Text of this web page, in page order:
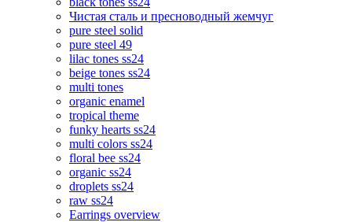
Чистая сталь и пресноводный жемчуг
pure steel solid
pure steel 49
lilac tones ss24
beige tones ss24
multi tones
organic enamel
tropical theme
funky hearts ss24
multi colors ss24
floral bee ss24
organic ss24
droplets ss24
raw ss24
Earrings overview